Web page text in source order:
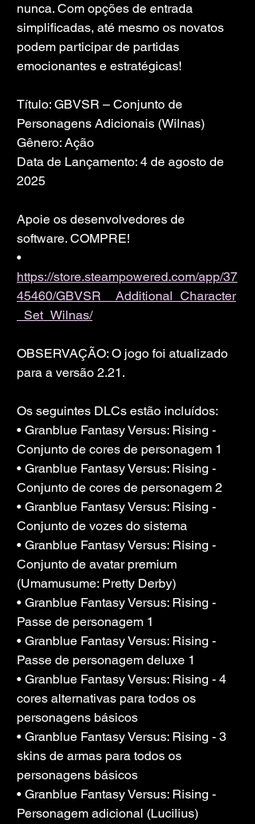
nunca. Com opções de entrada
simplificadas, até mesmo os novatos
podem participar de partidas
emocionantes e estratégicas!
Título: GBVSR – Conjunto de
Personagens Adicionais (Wilnas)
Gênero: Ação
Data de Lançamento: 4 de agosto de
2025
Apoie os desenvolvedores de
software. COMPRE!
•
https://store.steampowered.com/app/37
45460/GBVSR__Additional_Character
_Set_Wilnas/
OBSERVAÇÃO: O jogo foi atualizado
para a versão 2.21.
Os seguintes DLCs estão incluídos:
• Granblue Fantasy Versus: Rising -
Conjunto de cores de personagem 1
• Granblue Fantasy Versus: Rising -
Conjunto de cores de personagem 2
• Granblue Fantasy Versus: Rising -
Conjunto de vozes do sistema
• Granblue Fantasy Versus: Rising -
Conjunto de avatar premium
(Umamusume: Pretty Derby)
• Granblue Fantasy Versus: Rising -
Passe de personagem 1
• Granblue Fantasy Versus: Rising -
Passe de personagem deluxe 1
• Granblue Fantasy Versus: Rising - 4
cores alternativas para todos os
personagens básicos
• Granblue Fantasy Versus: Rising - 3
skins de armas para todos os
personagens básicos
• Granblue Fantasy Versus: Rising -
Personagem adicional (Lucilius)